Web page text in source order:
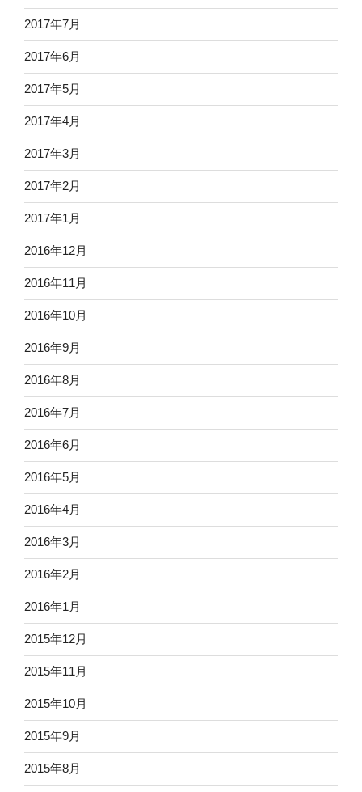
2017年7月
2017年6月
2017年5月
2017年4月
2017年3月
2017年2月
2017年1月
2016年12月
2016年11月
2016年10月
2016年9月
2016年8月
2016年7月
2016年6月
2016年5月
2016年4月
2016年3月
2016年2月
2016年1月
2015年12月
2015年11月
2015年10月
2015年9月
2015年8月